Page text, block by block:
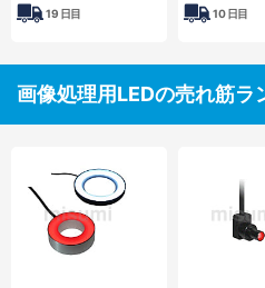
19 日目 10日目
画像処理用LEDの売れ筋ラ